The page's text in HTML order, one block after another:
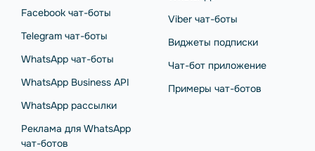
Facebook чат-боты
Telegram чат-боты
WhatsApp чат-боты
WhatsApp Business API
WhatsApp рассылки
Реклама для WhatsApp
чат-ботов
Viber чат-боты
Виджеты подписки
Чат-бот приложение
Примеры чат-ботов